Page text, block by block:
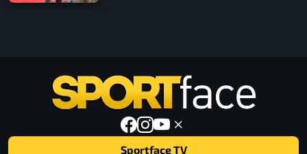
Sportface TV